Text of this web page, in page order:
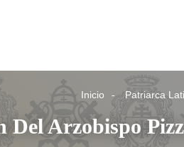
Inicio Patriarca
Del Arzobispo